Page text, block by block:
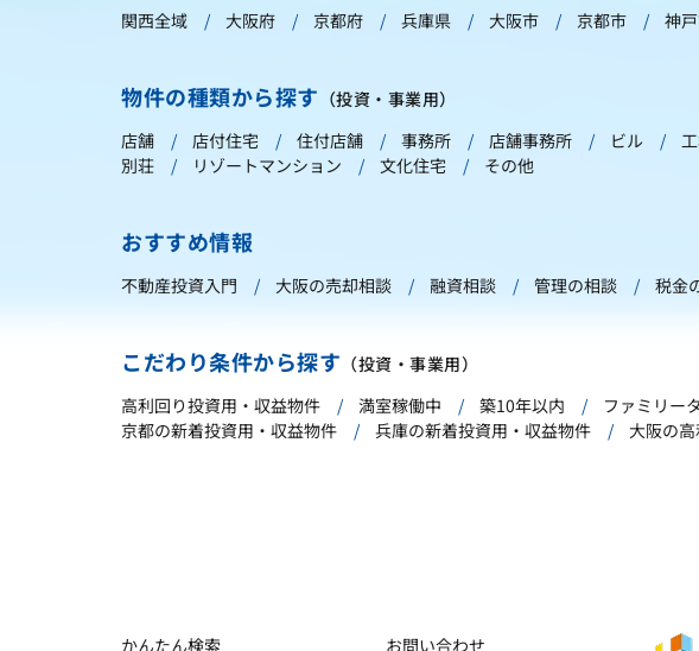
関西全域 大阪府 京都府 兵庫県 大阪市 京都市 神
物件の種類から探す （投資・事業用）
店舗
店付住宅 住付店舗 事務所 店舗事務所 ビル
別荘
リゾートマンション 文化住宅 その他
おすすめ情報
不動産投資入門 大阪の売却相談 融資相談 管理の相談 税金
こだわり条件から探す （投資・事業用）
高利回り投資用・収益物件
満室稼働中 築10年以内 ファミリー
京都の新着投資用・収益物件
兵庫の新着投資用・収益物件 大阪の
かんたん検索 お問い合わせ